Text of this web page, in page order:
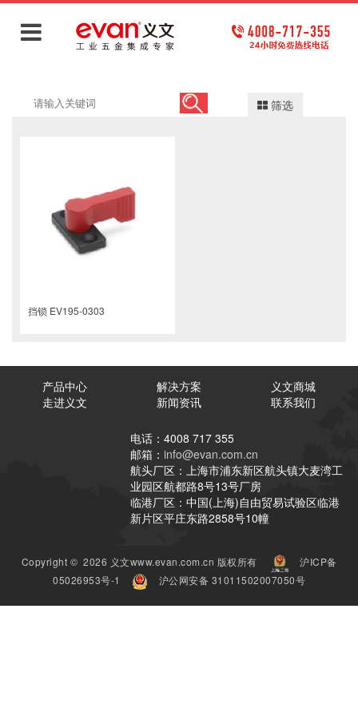
筛选
挡锁 EV195-0303
产品中心 解决方案
义文商城
走进义文
新闻资讯 联系我们
电话：4008 717 355
邮箱： info@evan.com.cn
航头厂区：上海市浦东新区航头镇大麦湾工
业园区航都路8号13号厂房
临港厂区：中国(上海)自由贸易试验区临港
新片区平庄东路2858号10幢
Copyright © 2026 义文www.evan.com.cn 版权所有
沪ICP备
05026953号-1
沪公网安备 31011502007050号